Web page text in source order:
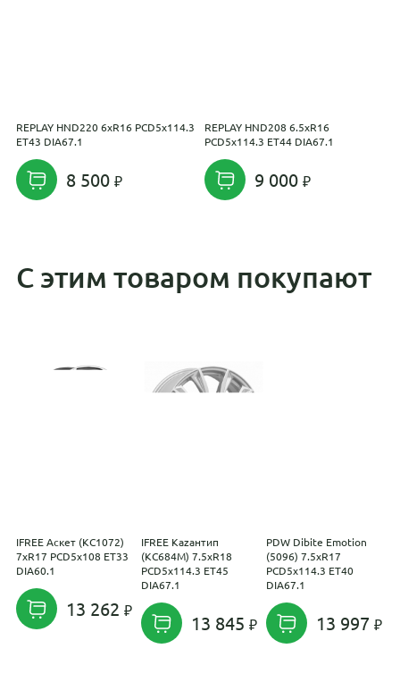
REPLAY HND220 6xR16 PCD5x114.3
ET43 DIA67.1
8 500
REPLAY HND208 6.5xR16
PCD5x114.3 ET44 DIA67.1
9 000
С этим товаром покупают
IFREE Аскет (КС1072)
7xR17 PCD5x108 ET33
DIA60.1
13 262
IFREE Каzантип
(КС684М) 7.5xR18
PCD5x114.3 ET45
DIA67.1
13 845
PDW Dibite Emotion
(5096) 7.5xR17
PCD5x114.3 ET40
DIA67.1
13 997